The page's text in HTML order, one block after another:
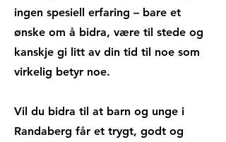
ingen spesiell erfaring – bare et
ønske om å bidra, være til stede og
kanskje gi litt av din tid til noe som
virkelig betyr noe.
Vil du bidra til at barn og unge i
Randaberg får et trygt, godt og